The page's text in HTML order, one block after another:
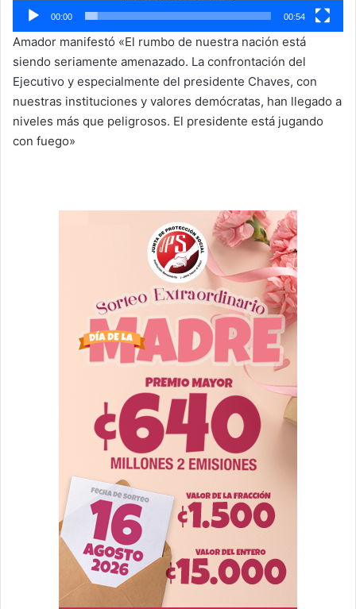
00:00 00:54
Amador manifestó «El rumbo de nuestra nación está
siendo seriamente amenazado. La confrontación del
Ejecutivo y especialmente del presidente Chaves, con
nuestras instituciones y valores demócratas, han llegado a
niveles más que peligrosos. El presidente está jugando
con fuego»